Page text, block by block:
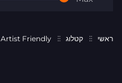
ראשי קטלוג Artist Friendly